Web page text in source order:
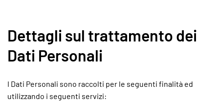
Dettagli sul trattamento dei
Dati Personali
I Dati Personali sono raccolti per le seguenti finalità ed
utilizzando i seguenti servizi: